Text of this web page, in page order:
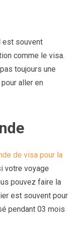
est souvent
comme le visa.
toujours une
aller en
de visa pour la
votre voyage
pouvez faire la
est souvent pour
pendant 03 mois